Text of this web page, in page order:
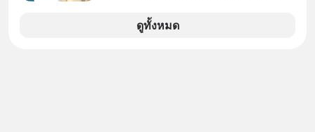
Rooftop’ อุดหนุน 5 หมื่นต่อครัวเรือน
ดูทั้งหมด